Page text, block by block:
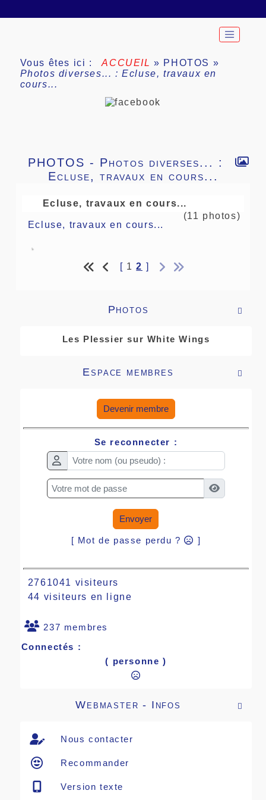
Vous êtes ici : ACCUEIL» PHOTOS »
Photos diverses... : Ecluse, travaux en
cours...
PHOTOS - Photos diverses... :
Ecluse, travaux en cours...
Ecluse, travaux en cours...
(11 photos)
Ecluse, travaux en cours...
[ 1 2 ]

Photos
Les Plessier sur White Wings

Espace membres
Devenir membre
Se reconnecter :
Envoyer
[ Mot de passe perdu ? ]
2761041 visiteurs
44 visiteurs en ligne
237 membres
Connectés :
( personne )

Webmaster - Infos
Nous contacter
Recommander
Version texte